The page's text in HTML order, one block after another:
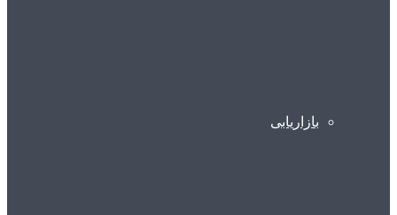
بازاریابی